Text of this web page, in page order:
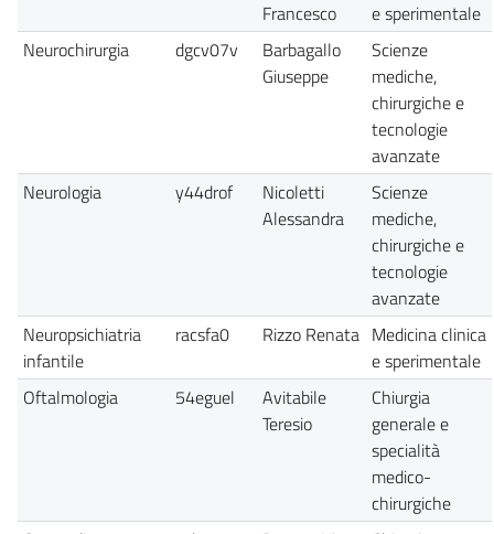
Francesco
e sperimentale
Neurochirurgia
dgcv07v
Barbagallo
Giuseppe
Scienze
mediche,
chirurgiche e
tecnologie
avanzate
Neurologia
y44drof
Nicoletti
Alessandra
Scienze
mediche,
chirurgiche e
tecnologie
avanzate
Neuropsichiatria
infantile
racsfa0 Rizzo Renata Medicina clinica
e sperimentale
Oftalmologia
54eguel
Avitabile
Teresio
Chiurgia
generale e
specialità
medico-
chirurgiche